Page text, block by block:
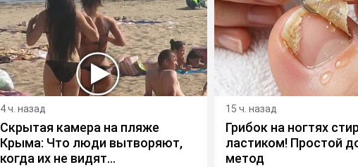
4 ч. назад
Скрытая камера на пляже
Крыма: Что люди вытворяют,
когда их не видят...
15 ч. назад
Грибок на ногтях
ластиком! Простой
метод